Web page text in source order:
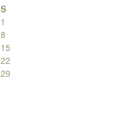
S
1
8
15
22
29